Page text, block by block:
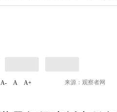
A- A A+ 来源：观察者网